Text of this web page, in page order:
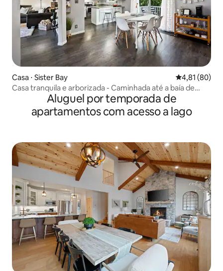
Casa ⋅ Sister Bay 4,81 de uma
4,81 (80)
Casa tranquila e arborizada - Caminhada até a baía de
Sister 0,5 mAluguel por temporada de
apartamentos com acesso a lago